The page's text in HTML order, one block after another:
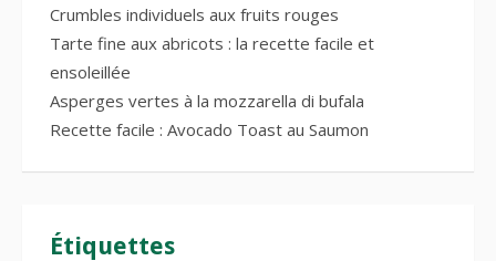
Crumbles individuels aux fruits rouges
Tarte fine aux abricots : la recette facile et
ensoleillée
Asperges vertes à la mozzarella di bufala
Recette facile : Avocado Toast au Saumon
Étiquettes